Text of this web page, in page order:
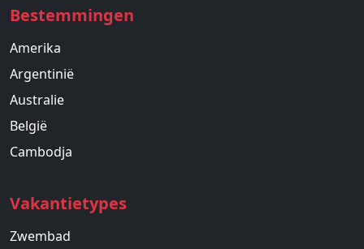
Bestemmingen
Amerika
Argentinië
Australie
België
Cambodja
Vakantietypes
Zwembad